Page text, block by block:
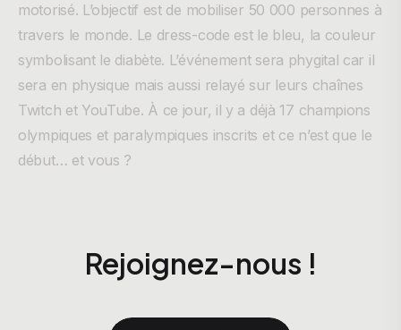
motorisé. L’objectif est de mobiliser 50 000 personnes à
travers le monde. Le dress-code est le bleu, la couleur
symbolisant le diabète. L’événement sera phygital car il
sera en physique mais aussi relayé sur leurs chaînes
Twitch et YouTube. À ce jour, il y a déjà 17 champions
olympiques et paralympiques inscrits et ce n’est que le
début… et vous ?
Rejoignez-nous !